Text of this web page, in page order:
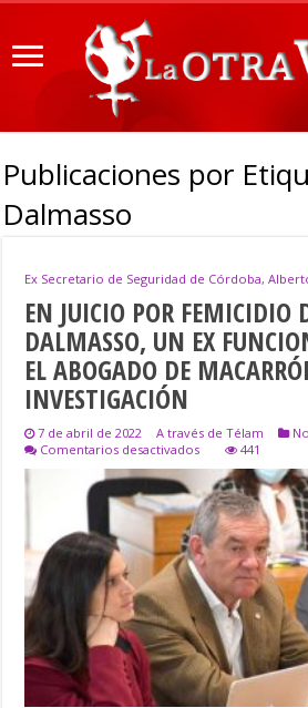
Publicaciones por
Dalmasso
Ex Secretario de Seguridad de Córdoba,
EN JUICIO POR FEMICIDIO
DALMASSO, UN EX
EL ABOGADO DE
INVESTIGACIÓN
7 de abril de 2022 A través de Télam
Comentarios desactivadosen
EN
JUICIO
POR
FEMICIDIO
DE
NORA
DALMASSO,
UN
EX
FUNCIONARIO
DIJO
QUE
EL
ABOGADO
DE
441